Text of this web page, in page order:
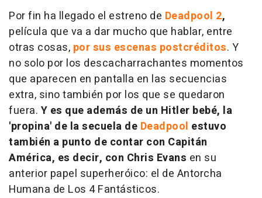
Por fin ha llegado el estreno de Deadpool 2,
película que va a dar mucho que hablar, entre
otras cosas, por sus escenas postcréditos. Y
no solo por los descacharrachantes momentos
que aparecen en pantalla en las secuencias
extra, sino también por los que se quedaron
fuera. Y es que además de un Hitler bebé, la
'propina' de la secuela de Deadpool estuvo
también a punto de contar con Capitán
América, es decir, con Chris Evans en su
anterior papel superheróico: el de Antorcha
Humana de Los 4 Fantásticos.